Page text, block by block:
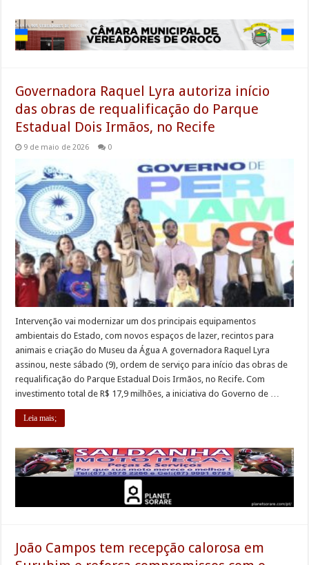
Governadora Raquel Lyra autoriza início
das obras de requalificação do Parque
Estadual Dois Irmãos, no Recife
9 de maio de 2026 0
Intervenção vai modernizar um dos principais equipamentos
ambientais do Estado, com novos espaços de lazer, recintos para
animais e criação do Museu da Água A governadora Raquel Lyra
assinou, neste sábado (9), ordem de serviço para início das obras de
requalificação do Parque Estadual Dois Irmãos, no Recife. Com
investimento total de R$ 17,9 milhões, a iniciativa do Governo de …
Leia mais;
João Campos tem recepção calorosa em